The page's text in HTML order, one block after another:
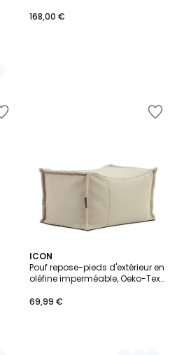
168,00 €
ICON
Pouf repose-pieds d'extérieur en
oléfine imperméable, Oeko-Tex®
69,99 €
4
Couleurs